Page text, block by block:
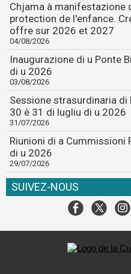
Chjama à manifestazione
protection de l'enfance.
offre sur 2026 et 2027
04/08/2026
Inaugurazione di u Ponte
di u 2026
03/08/2026
Sessione strasurdinaria
30 è 31 di lugliu di u 2026
31/07/2026
Riunioni di a Cummissioni
di u 2026
29/07/2026
SUIVEZ-NOUS